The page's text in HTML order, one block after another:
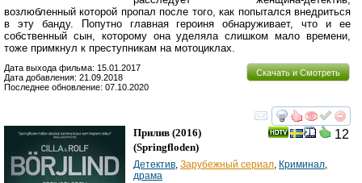
возлюбленный которой пропал после того, как попытался внедриться
в эту банду. Попутно главная героиня обнаруживает, что и ее
собственный сын, которому она уделяла слишком мало времени,
тоже примкнул к преступникам на мотоциклах.
Скачать и Смотреть
Дата выхода фильма: 15.01.2017
Дата добавления: 21.09.2018
Последнее обновление: 07.10.2020
смотреть
12
Прилив (2016)
(Springfloden)
Детектив, Зарубежный сериал, Криминал,
драма